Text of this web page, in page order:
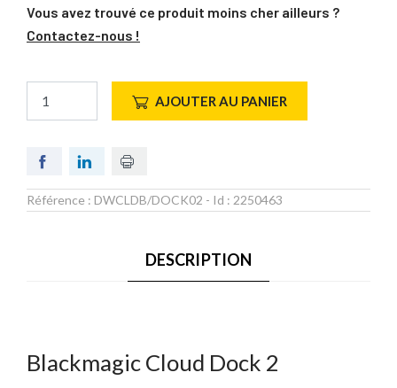
Vous avez trouvé ce produit moins cher ailleurs ?
Contactez-nous !
AJOUTER AU PANIER
Référence : DWCLDB/DOCK02 - Id : 2250463
DESCRIPTION
Blackmagic Cloud Dock 2